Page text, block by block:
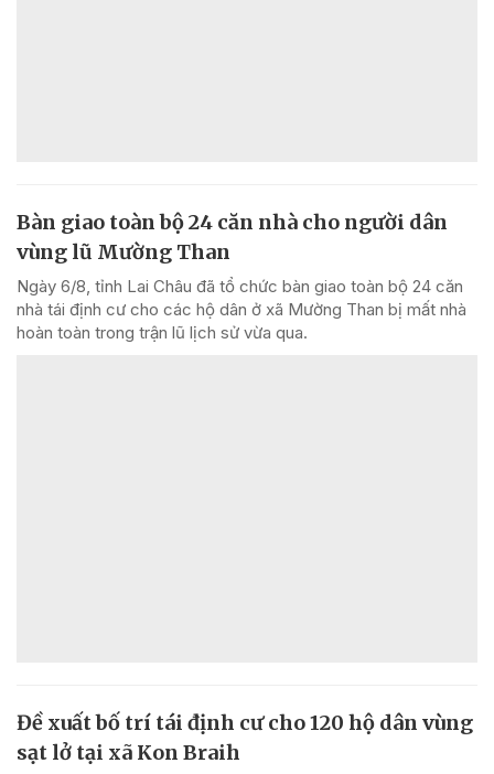
Bàn giao toàn bộ 24 căn nhà cho người dân
vùng lũ Mường Than
Ngày 6/8, tỉnh Lai Châu đã tổ chức bàn giao toàn bộ 24 căn
nhà tái định cư cho các hộ dân ở xã Mường Than bị mất nhà
hoàn toàn trong trận lũ lịch sử vừa qua.
Đề xuất bố trí tái định cư cho 120 hộ dân vùng
sạt lở tại xã Kon Braih